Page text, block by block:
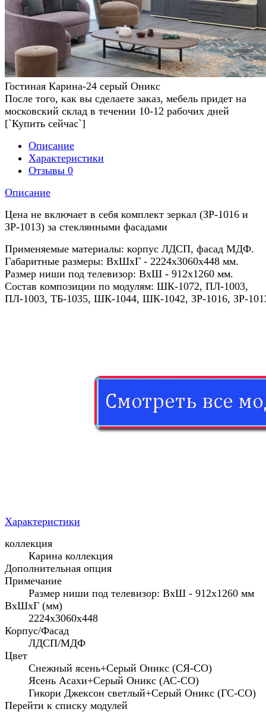
Гостиная Карина-24 серый Оникс
После того, как вы сделаете заказ, мебель придет на
московский склад в течении 10-12 рабочих дней
[`Купить сейчас`]
Описание
Характеристики
Отзывы 0
Описание
Цена не включает в себя комплект зеркал (ЗР-1016 и
ЗР-1013) за стеклянными фасадами
Применяемые материалы: корпус ЛДСП, фасад МДФ.
Габаритные размеры: ВхШхГ - 2224х3060х448 мм.
Размер ниши под телевизор: ВхШ - 912x1260 мм.
Состав композиции по модулям: ШК-1072, ПЛ-1003,
ПЛ-1003, ТБ-1035, ШК-1044, ШК-1042, ЗР-1016, ЗР-
Характеристики
коллекция
Карина коллекция
Дополнительная опция
Примечание
Размер ниши под телевизор: ВхШ - 912x1260 мм
ВхШхГ (мм)
2224х3060х448
Корпус/Фасад
ЛДСП/МДФ
Цвет
Снежный ясень+Серый Оникс (СЯ-СО)
Ясень Асахи+Серый Оникс (АС-СО)
Гикори Джексон светлый+Серый Оникс (ГС-СО)
Перейти к списку модулей